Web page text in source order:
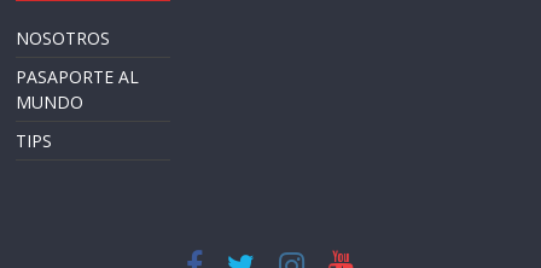
NOSOTROS
PASAPORTE AL
MUNDO
TIPS